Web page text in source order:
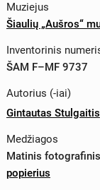
Muziejus
Šiaulių „Aušros“
Inventorinis
ŠAM F–MF 9737
Autorius (-iai)
Gintautas Stulgaitis
Medžiagos
Matinis
popierius